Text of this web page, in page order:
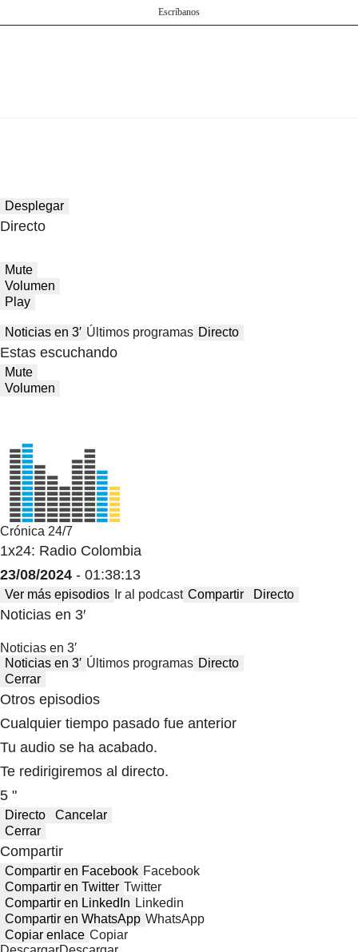
Escríbanos
Desplegar
Directo
Mute
Volumen
Play
Noticias en 3′ Últimos programas Directo
Estas escuchando
Mute
Volumen
Crónica 24/7
1x24: Radio Colombia
23/08/2024 - 01:38:13
Ver más episodios Ir al podcast Compartir Directo
Noticias en 3′
Noticias en 3′
Noticias en 3′ Últimos programas Directo
Cerrar
Otros episodios
Cualquier tiempo pasado fue anterior
Tu audio se ha acabado.
Te redirigiremos al directo.
5 "
Directo
Cancelar
Cerrar
Compartir
Compartir en Facebook Facebook
Compartir en Twitter Twitter
Compartir en LinkedIn Linkedin
Compartir en WhatsApp WhatsApp
Copiar enlace Copiar